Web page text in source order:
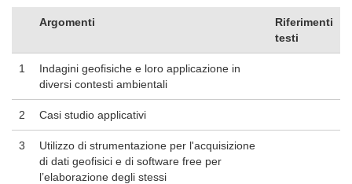
Argomenti
Riferimenti
testi
1
Indagini geofisiche e loro applicazione in
diversi contesti ambientali
2 Casi studio applicativi
3
Utilizzo di strumentazione per l'acquisizione
di dati geofisici e di software free per
l’elaborazione degli stessi